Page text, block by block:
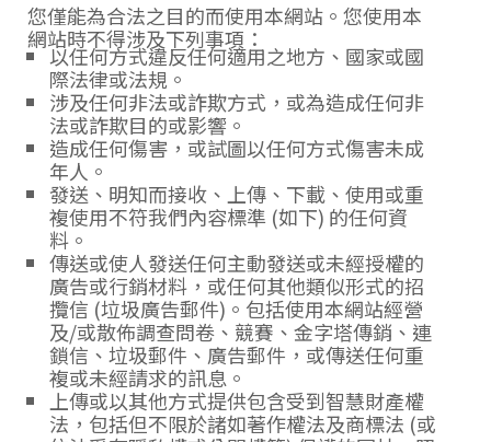
您僅能為合法之目的而使用本網站。您使用本
網站時不得涉及下列事項：
以任何方式違反任何適用之地方、國家或國
際法律或法規。
涉及任何非法或詐欺方式，或為造成任何非
法或詐欺目的或影響。
造成任何傷害，或試圖以任何方式傷害未成
年人。
發送、明知而接收、上傳、下載、使用或重
複使用不符我們內容標準 (如下) 的任何資
料。
傳送或使人發送任何主動發送或未經授權的
廣告或行銷材料，或任何其他類似形式的招
攬信 (垃圾廣告郵件)。包括使用本網站經營
及/或散佈調查問卷、競賽、金字塔傳銷、連
鎖信、垃圾郵件、廣告郵件，或傳送任何重
複或未經請求的訊息。
上傳或以其他方式提供包含受到智慧財產權
法，包括但不限於諸如著作權法及商標法 (或